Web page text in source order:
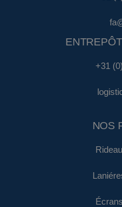
+31
NOS